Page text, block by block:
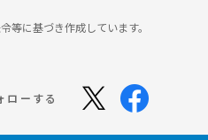
に基づき作成しています。
ローする